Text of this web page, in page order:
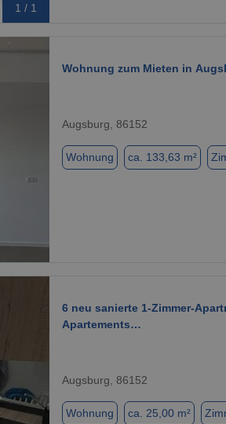
1 / 1
1 / 1
Wohnung zum Mieten in
Augsburg, 86152
Wohnung ca. 133,63 m²
6 neu sanierte 1-Zimmer-
Apartements…
Augsburg, 86152
Wohnung ca. 25,00 m²